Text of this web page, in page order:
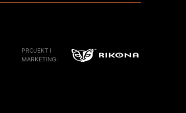
PROJEKT I
MARKETING: